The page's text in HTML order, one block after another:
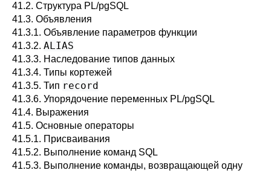
41.2. Структура PL/pgSQL
41.3. Объявления
41.3.1. Объявление параметров функции
41.3.2. ALIAS
41.3.3. Наследование типов данных
41.3.4. Типы кортежей
41.3.5. Тип record
41.3.6. Упорядочение переменных PL/pgSQL
41.4. Выражения
41.5. Основные операторы
41.5.1. Присваивания
41.5.2. Выполнение команд SQL
41.5.3. Выполнение команды, возвращающей одну